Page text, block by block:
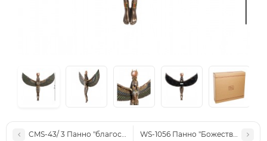
CMS-43/ 3 Панно "благословення" (Pavone)WS-1056 Панно "Божественное